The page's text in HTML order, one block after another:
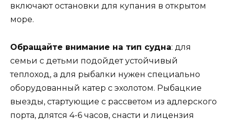
включают остановки для купания в открытом
море.
Обращайте внимание на тип судна: для
семьи с детьми подойдет устойчивый
теплоход, а для рыбалки нужен специально
оборудованный катер с эхолотом. Рыбацкие
выезды, стартующие с рассветом из адлерского
порта, длятся 4-6 часов, снасти и лицензия